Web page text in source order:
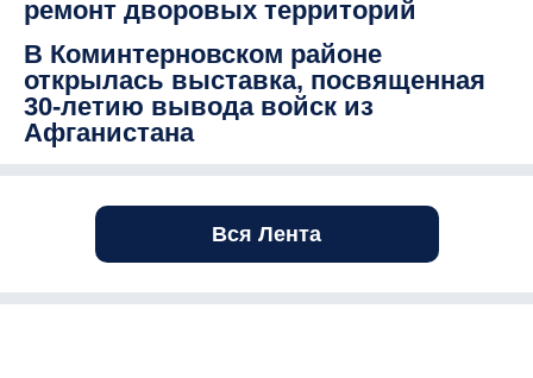
ремонт дворовых территорий
В Коминтерновском районе
открылась выставка, посвященная
30-летию вывода войск из
Афганистана
Вся Лента